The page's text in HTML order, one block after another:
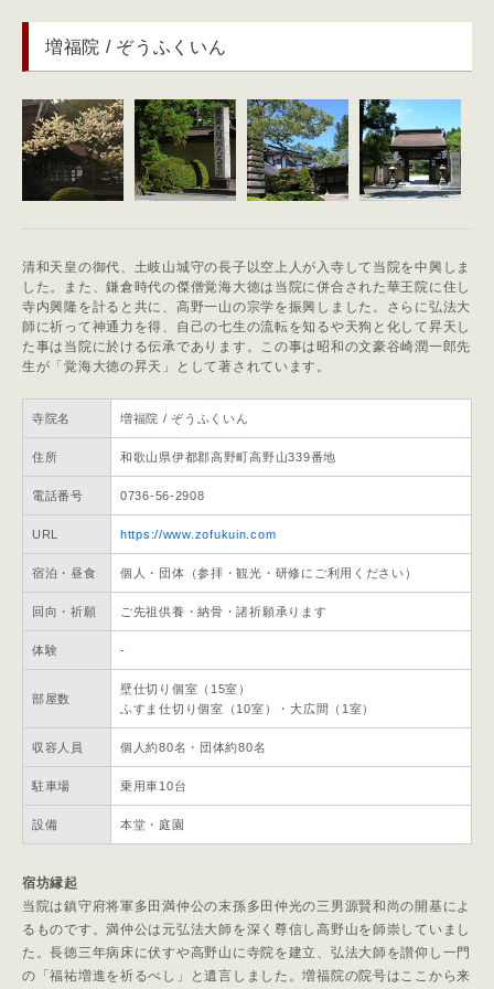
増福院 / ぞうふくいん
清和天皇の御代、土岐山城守の長子以空上人が入寺して当院を中興しま
した。また、鎌倉時代の傑僧覚海大徳は当院に併合された華王院に住し
寺内興隆を計ると共に、高野一山の宗学を振興しました。さらに弘法大
師に祈って神通力を得、自己の七生の流転を知るや天狗と化して昇天し
た事は当院に於ける伝承であります。この事は昭和の文豪谷崎潤一郎先
生が「覚海大徳の昇天」として著されています。
寺院名 増福院 / ぞうふくいん
住所 和歌山県伊都郡高野町高野山339番地
電話番号 0736-56-2908
URL https://www.zofukuin.com
宿泊・昼食 個人・団体（参拝・観光・研修にご利用ください）
回向・祈願 ご先祖供養・納骨・諸祈願承ります
体験 -
部屋数
壁仕切り個室（15室）
ふすま仕切り個室（10室）・大広間（1室）
収容人員 個人約80名・団体約80名
駐車場 乗用車10台
設備 本堂・庭園
宿坊縁起
当院は鎮守府将軍多田満仲公の末孫多田仲光の三男源賢和尚の開基によ
るものです。満仲公は元弘法大師を深く尊信し高野山を師崇していまし
た。長徳三年病床に伏すや高野山に寺院を建立、弘法大師を讃仰し一門
の「福祐増進を祈るべし」と遺言しました。増福院の院号はここから来